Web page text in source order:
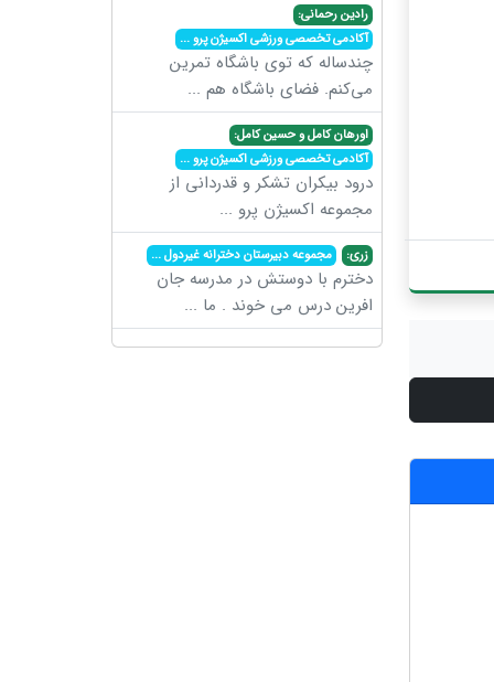
رادین رحمانی:
آکادمی تخصصی ورزشی اکسیژن پرو...
چندساله که توی باشگاه تمرین
می‌کنم. فضای باشگاه هم ...
اورهان کامل و حسین کامل:
آکادمی تخصصی ورزشی اکسیژن پرو...
درود بیکران تشکر و قدردانی از
مجموعه اکسیژن پرو ...
زری: مجموعه دبیرستان دخترانه غیردول...
دخترم با دوستش در مدرسه جان
افرین درس می خوند . ما ...